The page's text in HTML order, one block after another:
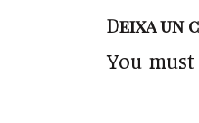
Deixa un
You must